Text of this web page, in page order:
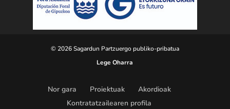
© 2026 Sagardun Partzuergo publiko-pribatua
Lege Oharra
Nor gara Proiektuak
Akordioak
Kontratatzailearen profila